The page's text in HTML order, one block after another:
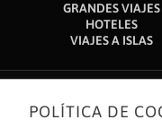
GRANDES VIAJES
HOTELES
VIAJES A ISLAS
Sobre nosotros
POLÍTICA DE